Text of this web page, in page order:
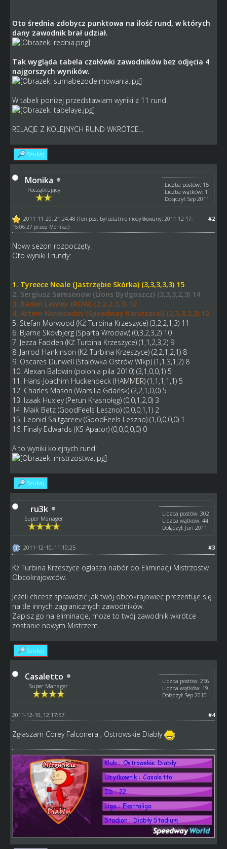
Oto średnia zdobycz punktowa na ilość rund, w których
dany zawodnik brał udział.
Tak wygląda tabela czołówki zawodników bez odjęcia 4
najgorszych wyników.
W tabeli poniżej przedstawiam wyniki z 11 rund.
RELACJE Z KOLEJNYCH RUND WKRÓTCE...
Szukaj
Monika
Początkujący
Liczba postów: 15
Liczba wątków: 1
Dołączył: Sep 2011
#2
2011-11-20, 21:24:48 (Ten post był ostatnio modyfikowany: 2011-12-17,
15:06:27 przez Monika.)
Nowy sezon rozpoczęty.
Oto wyniki I rundy:
1. Tyreece Neale (Jastrzębie Skórka) (3,3,3,3,3) 15
2. Sergiusz Samsonow (Lions Bydgoszcz) (3,3,3,2,3) 14
3. Baden Lawley (ROW) (2,2,2,3,3) 12
4. Artem Novosadov (Speedway Kanisteral) (2,3,3,2,2) 12
5. Stefan Morwood (KŻ Turbina Krzeszyce) (3,2,2,1,3) 11
6. Bjarne Skovbjerg (Sparta Wrocław) (0,3,2,3,2) 10
7. Jezza Fadden (KŻ Turbina Krzeszyce) (1,1,2,3,2) 9
8. Jarrod Hankinson (KŻ Turbina Krzeszyce) (2,2,1,2,1) 8
9. Oscares Dunwell (Stalówka Ostrów Wlkp) (1,1,3,1,2) 8
10. Alexan Baldwin (polonia pila 2010) (3,1,0,0,1) 5
11. Hans-Joachim Huckenbeck (HAMMER) (1,1,1,1,1) 5
12. Charles Mason (Warsilia Gdańsk) (2,2,1,0,0) 5
13. Izaak Huxley (Perun Krasnołęg) (0,0,1,2,0) 3
14. Maik Betz (GoodFeels Leszno) (0,0,0,1,1) 2
15. Leonid Saitgareev (GoodFeels Leszno) (1,0,0,0,0) 1
16. Finaly Edwards (KS Apator) (0,0,0,0,0) 0
A to wyniki kolejnych rund:
Szukaj
ru3k
Super Manager
Liczba postów: 302
Liczba wątków: 44
Dołączył: Jun 2011
#3
2011-12-10, 11:10:25
Kż Turbina Krzeszyce ogłasza nabór do Eliminacji Mistrzostw
Obcokrajowców.
Jeżeli chcesz sprawdzić jak twój obcokrajowiec prezentuje się
na tle innych zagranicznych zawodników.
Zapisz go na eliminacje, może to twój zawodnik wkrótce
zostanie nowym Mistrzem.
Szukaj
Casaletto
Super Manager
Liczba postów: 256
Liczba wątków: 19
Dołączył: Sep 2010
#4
2011-12-10, 12:17:57
Zgłaszam Corey Falconera , Ostrowskie Diabły